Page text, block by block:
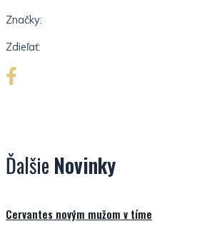
Značky:
Zdieľať:
Ďalšie Novinky
Cervantes novým mužom v tíme